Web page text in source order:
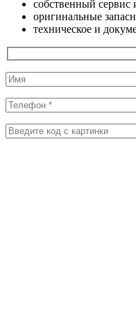
собственный сервис
оригинальные
техническое и